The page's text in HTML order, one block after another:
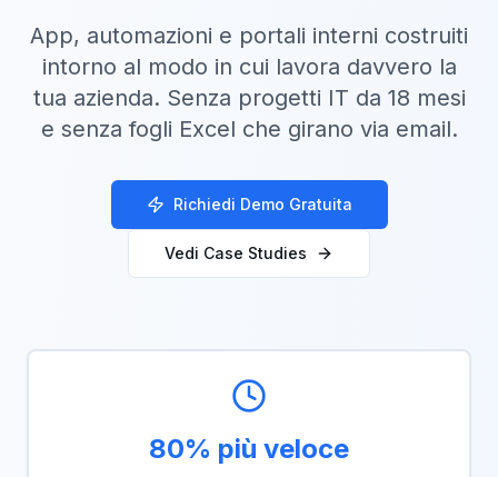
App, automazioni e portali interni costruiti
intorno al modo in cui lavora davvero la
tua azienda. Senza progetti IT da 18 mesi
e senza fogli Excel che girano via email.
Richiedi Demo Gratuita
Vedi Case Studies
80% più veloce